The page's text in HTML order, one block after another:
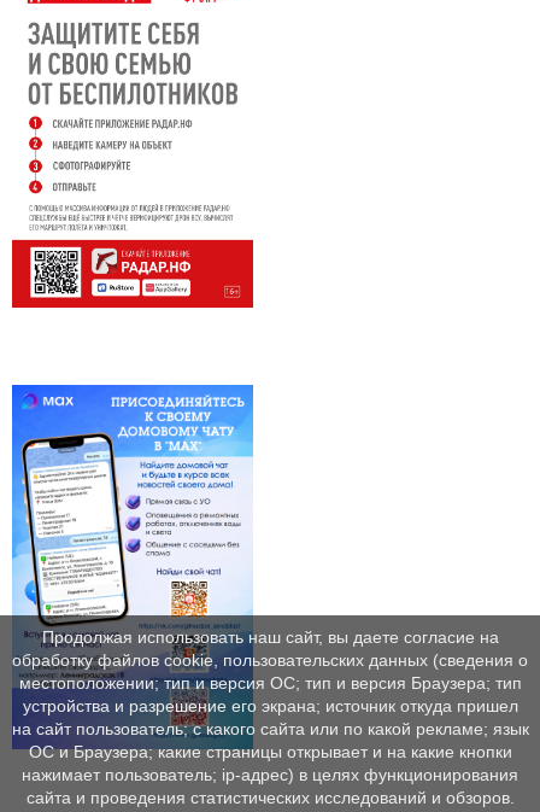
Продолжая использовать наш сайт, вы даете согласие на
обработку файлов cookie, пользовательских данных (сведения о
местоположении; тип и версия ОС; тип и версия Браузера; тип
устройства и разрешение его экрана; источник откуда пришел
на сайт пользователь; с какого сайта или по какой рекламе; язык
ОС и Браузера; какие страницы открывает и на какие кнопки
нажимает пользователь; ip-адрес) в целях функционирования
сайта и проведения статистических исследований и обзоров.